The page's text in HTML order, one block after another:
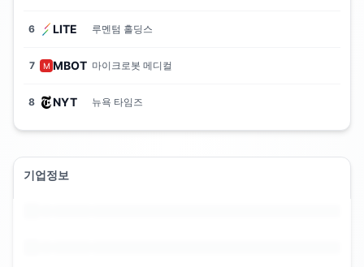
6 LITE 루멘텀 홀딩스
7 M MBOT 마이크로봇 메디컬
8 NYT 뉴욕 타임즈
기업정보